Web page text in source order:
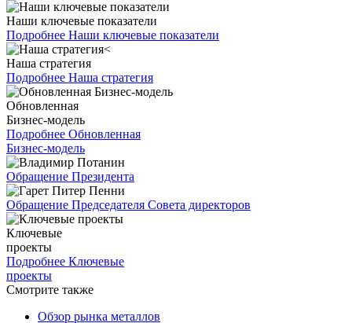
Наши ключевые показатели
Подробнее Наши ключевые показатели
Наша стратегия
Подробнее Наша стратегия
Обновленная
Бизнес-модель
Подробнее Обновленная
Бизнес-модель
Обращение Президента
Обращение Председателя Совета директоров
Ключевые
проекты
Подробнее Ключевые
проекты
Смотрите также
Обзор рынка металлов